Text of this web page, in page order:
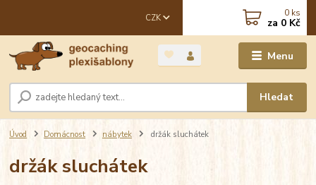
Menu
CZK
Hledat
0 ks
za 0 Kč
Úvod Domácnost nábytek držák sluchátek
držák sluchátek